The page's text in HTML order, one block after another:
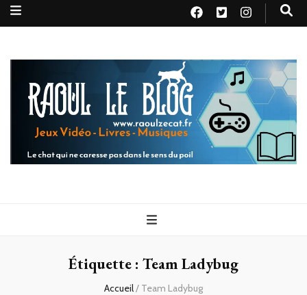
Raoul le
blog
Étiquette : Team Ladybug
Accueil/ Team Ladybug